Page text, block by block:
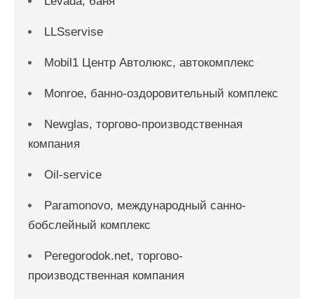
LLSservise
Mobil1 Центр Автолюкс, автокомплекс
Monroe, банно-оздоровительный комплекс
Newglas, торгово-производственная
компания
Oil-service
Paramonovo, международный санно-
бобслейный комплекс
Peregorodok.net, торгово-
производственная компания